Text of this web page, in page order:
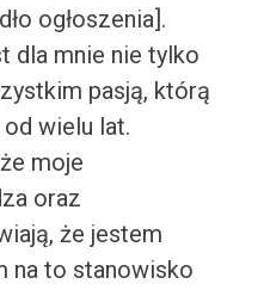
ogłoszenia].
dla mnie nie tylko
pasją, którą
wielu lat.
moje
oraz
że jestem
na to stanowisko